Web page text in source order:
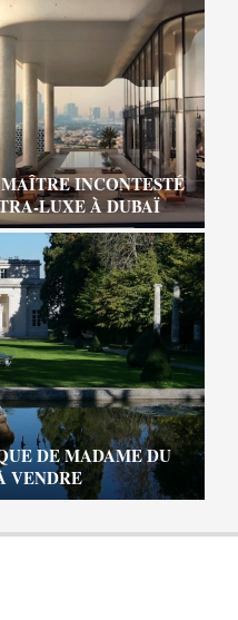
INCONTESTÉ
LUXE À DUBAÏ
DE MADAME DU
VENDRE